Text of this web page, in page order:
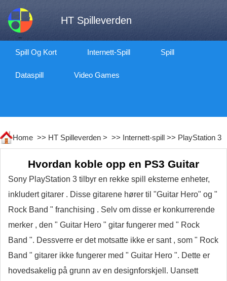
HT Spilleverden
Spill Og Kort Internett-Spill Spill
Dataspill Video Games
Home >> HT Spilleverden > >> Internett-spill >> PlayStation 3
Hvordan koble opp en PS3 Guitar
Sony PlayStation 3 tilbyr en rekke spill eksterne enheter,
inkludert gitarer . Disse gitarene hører til "Guitar Hero" og "
Rock Band " franchising . Selv om disse er konkurrerende
merker , den " Guitar Hero " gitar fungerer med " Rock
Band ". Dessverre er det motsatte ikke er sant , som " Rock
Band " gitarer ikke fungerer med " Guitar Hero ". Dette er
hovedsakelig på grunn av en designforskjell. Uansett